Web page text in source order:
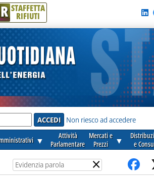
R STAFFETTA
RIFIUTI
Non riesco ad accedere
▼
Attività
Parlamentare
Mercati e
Prezzi
▼
e
×